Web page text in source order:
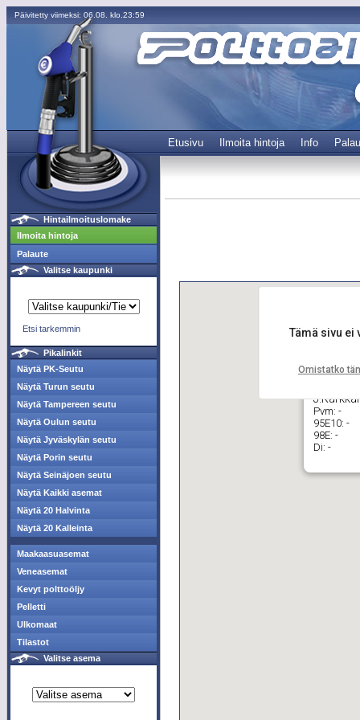
Päivitetty viimeksi: 06.08. klo.23:59
Etusivu Ilmoita hintoja Info
Hintailmoituslomake
Ilmoita hintoja
Palaute
Valitse kaupunki
Etsi tarkemmin
Pikalinkit
Näytä PK-Seutu
Näytä Turun seutu
Näytä Tampereen seutu
Näytä Oulun seutu
Näytä Jyväskylän seutu
Näytä Porin seutu
Näytä Seinäjoen seutu
Näytä Kaikki asemat
Näytä 20 Halvinta
Näytä 20 Kalleinta
Maakaasuasemat
Veneasemat
Kevyt polttoöljy
Pelletti
Ulkomaat
Tilastot
Valitse asema
Pvm: -
95E10: -
98E: -
Di: -
Tämä sivu ei
Omistatko